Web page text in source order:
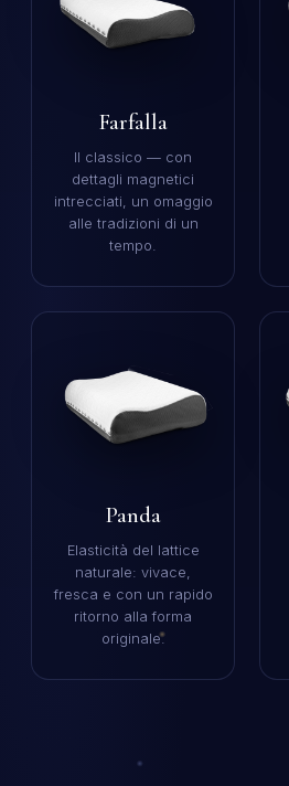
Farfalla
Il classico — con
dettagli magnetici
intrecciati, un omaggio
alle tradizioni di un
tempo.
Panda
Elasticità del lattice
naturale: vivace,
fresca e con un rapido
ritorno alla forma
originale.